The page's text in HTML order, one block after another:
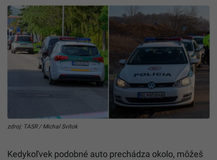
zdroj: TASR / Michal Svítok
Kedykoľvek podobné auto prechádza okolo, môžeš